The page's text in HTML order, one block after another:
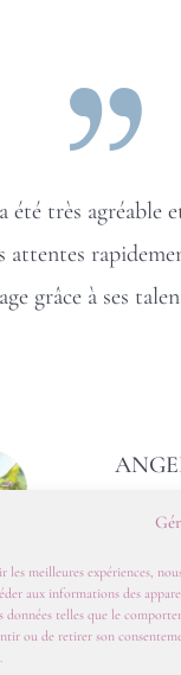
les meilleures expériences,
aux informations des
données telles que le
ou de retirer son
été très agréable
attentes
grâce à ses
VILLA MARRIS